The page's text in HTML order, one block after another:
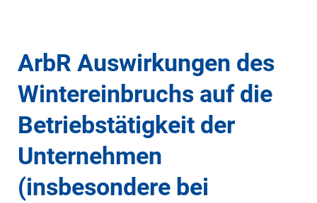
ArbR Auswirkungen des
Wintereinbruchs auf die
Betriebstätigkeit der
Unternehmen
(insbesondere bei